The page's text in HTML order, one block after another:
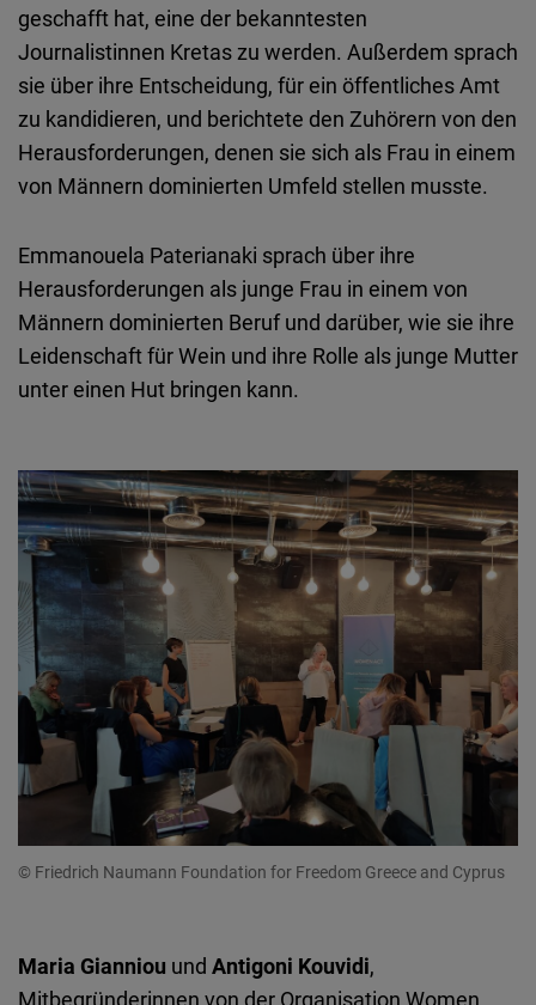
geschafft hat, eine der bekanntesten
Journalistinnen Kretas zu werden. Außerdem sprach
sie über ihre Entscheidung, für ein öffentliches Amt
zu kandidieren, und berichtete den Zuhörern von den
Herausforderungen, denen sie sich als Frau in einem
von Männern dominierten Umfeld stellen musste.
Emmanouela Paterianaki sprach über ihre
Herausforderungen als junge Frau in einem von
Männern dominierten Beruf und darüber, wie sie ihre
Leidenschaft für Wein und ihre Rolle als junge Mutter
unter einen Hut bringen kann.
© Friedrich Naumann Foundation for Freedom Greece and Cyprus
Maria Gianniou und Antigoni Kouvidi,
Mitbegründerinnen von der Organisation Women